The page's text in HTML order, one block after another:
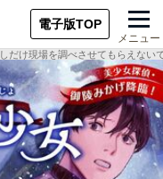
電子版TOP
メニュー
しだけ現場を調べさせてもらえな